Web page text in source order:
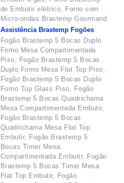
de Embutir elétrico, Forno com
Micro-ondas Brastemp Gourmand
Assistência Brastemp Fogões
Fogão Brastemp 5 Bocas Duplo
Forno Mesa Compartimentada
Piso, Fogão Brastemp 5 Bocas
Duplo Forno Mesa Flat Top Piso,
Fogão Brastemp 5 Bocas Duplo
Forno Top Glass Piso, Fogão
Brastemp 5 Bocas Quadrichama
Mesa Compartimentada Embutir,
Fogão Brastemp 5 Bocas
Quadrichama Mesa Flat Top
Embutir, Fogão Brastemp 5
Bocas Timer Mesa
Compartimentada Embutir, Fogão
Brastemp 5 Bocas Timer Mesa
Flat Top Embutir, Fogão